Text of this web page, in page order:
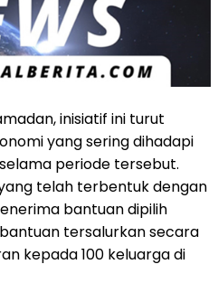
inisiatif ini turut
yang sering dihadapi
periode tersebut.
telah terbentuk dengan
bantuan dipilih
tersalurkan secara
kepada 100 keluarga di